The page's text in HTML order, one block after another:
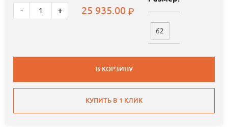
- + 25 935.00
62
В КОРЗИНУ
КУПИТЬ В 1 КЛИК